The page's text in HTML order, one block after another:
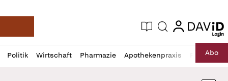
Deutsche Apotheker Zeitung
Aktuelle Ausgabe
Suche login
login
Politik Wirtschaft Pharmazie Apothekenpraxis RechtAbo
Profil
öffnen
Daz
Pur